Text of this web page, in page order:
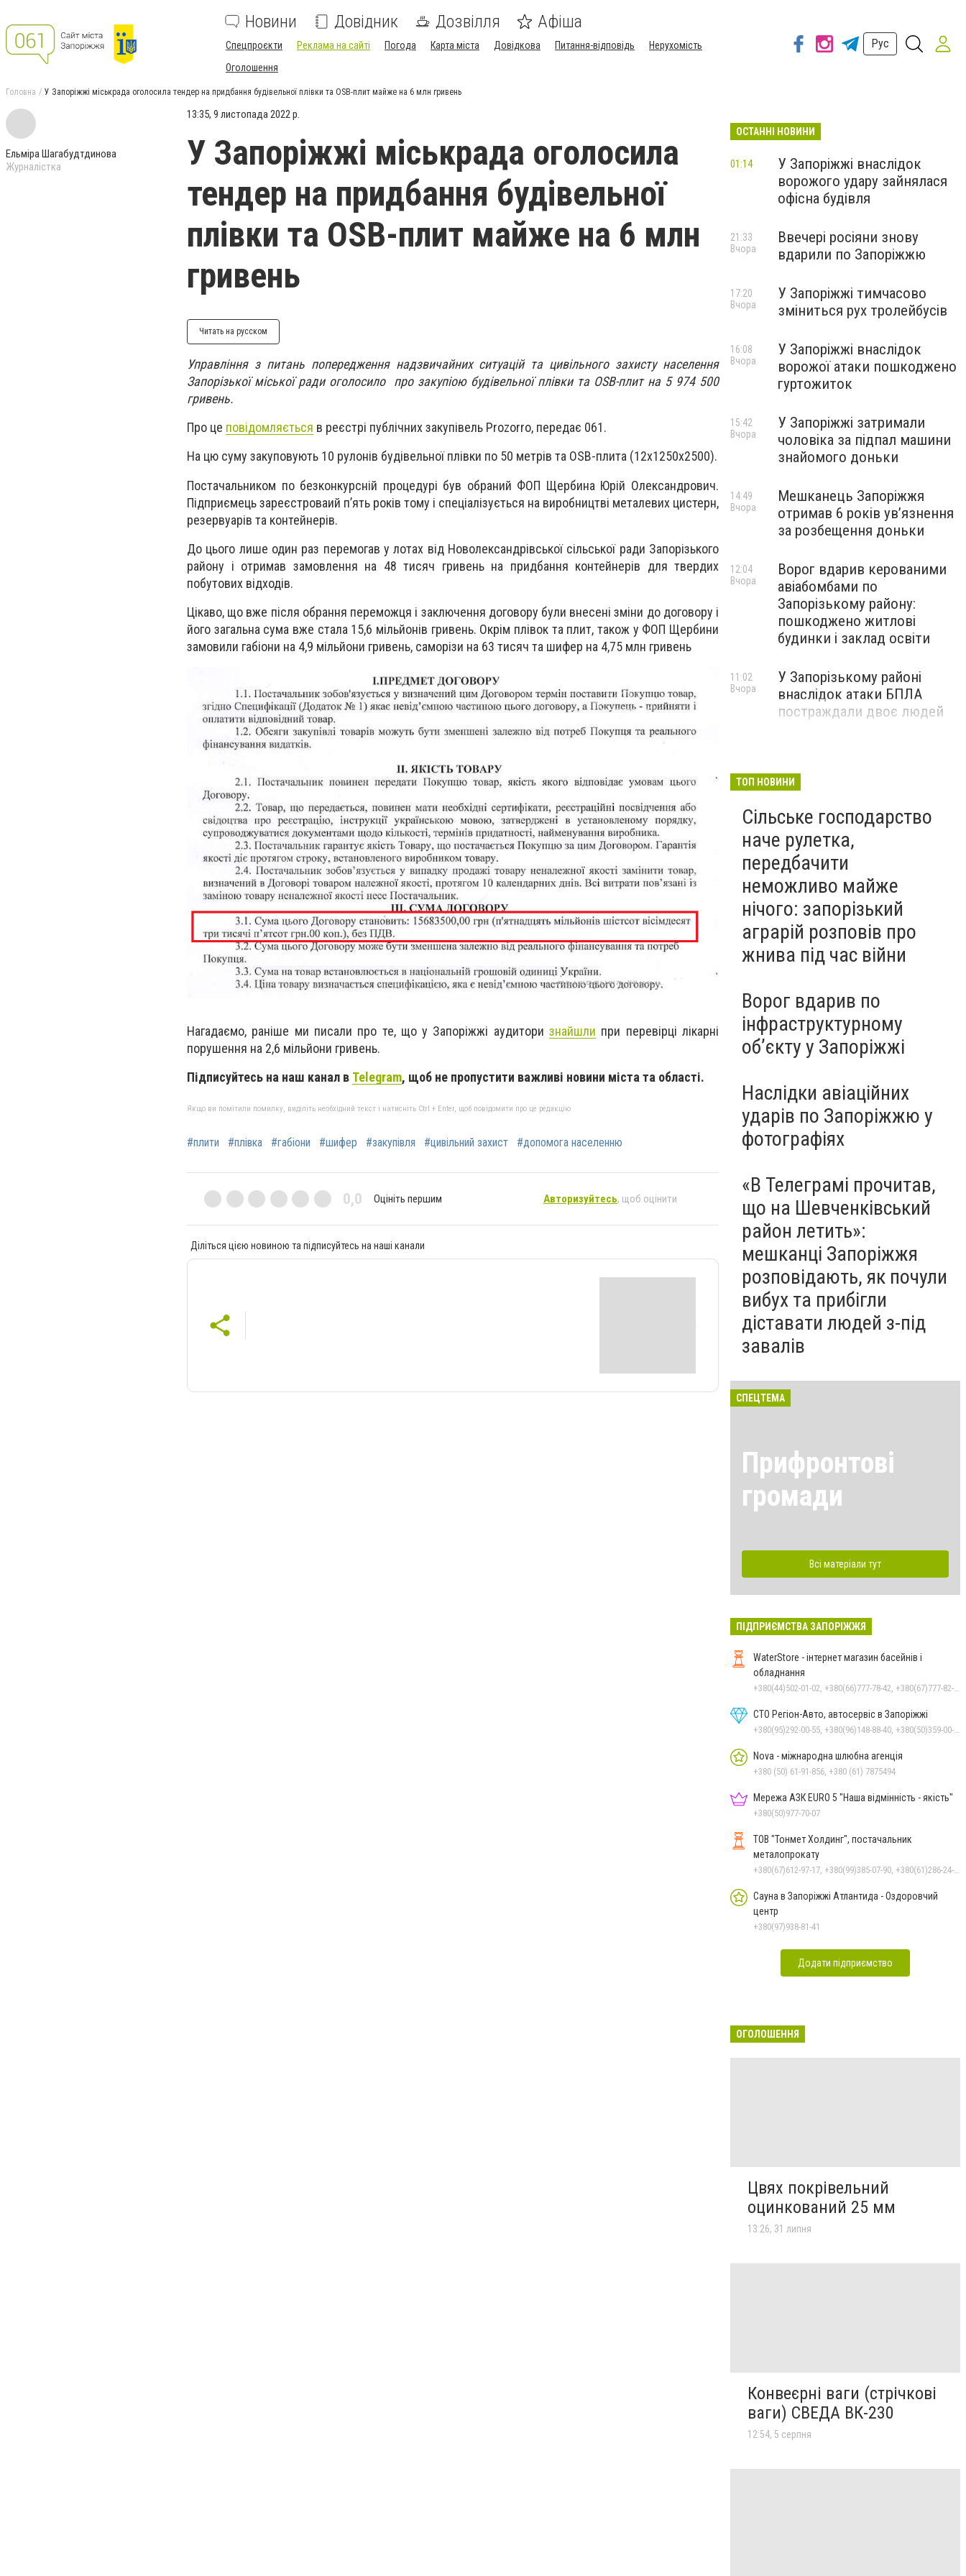
Новини Довідник Дозвілля Афіша
Спецпроєкти Реклама на сайті Погода Карта міста Довідкова Питання-відповідь
Нерухомість
Оголошення
Рус
Головна У Запоріжжі міськрада оголосила тендер на придбання будівельної плівки та OSB-плит майже на 6 млн гривень
Ельміра Шагабудтдинова
Журналістка
13:35, 9 листопада 2022 р.
У Запоріжжі міськрада оголосила
тендер на придбання будівельної
плівки та OSB-плит майже на 6 млн
гривень
Читать на русском
Управління з питань попередження надзвичайних ситуацій та цивільного захисту населення
Запорізької міської ради оголосило про закупіою будівельної плівки та OSB-плит на 5 974 500
гривень.
Про це повідомляється в реєстрі публічних закупівель Prozorro, передає 061.
На цю суму закуповують 10 рулонів будівельної плівки по 50 метрів та OSB-плита (12х1250х2500).
Постачальником по безконкурсній процедурі був обраний ФОП Щербина Юрій Олександрович.
Підприємець зареєстроваий п’ять років тому і спеціалізується на виробництві металевих цистерн,
резервуарів та контейнерів.
До цього лише один раз перемогав у лотах від Новолександрівської сільської ради Запорізького
району і отримав замовлення на 48 тисяч гривень на придбання контейнерів для твердих
побутових відходів.
Цікаво, що вже після обрання переможця і заключення договору були внесені зміни до договору і
його загальна сума вже стала 15,6 мільйонів гривень. Окрім плівок та плит, також у ФОП Щербини
замовили габіони на 4,9 мільйони гривень, саморізи на 63 тисяч та шифер на 4,75 млн гривень
Нагадаємо, раніше ми писали про те, що у Запоріжжі аудиторизнайшли при перевірці лікарні
порушення на 2,6 мільйони гривень.
Підписуйтесь на наш канал в Telegram, щоб не пропустити важливі новини міста та області.
Якщо ви помітили помилку, виділіть необхідний текст і натисніть Ctrl + Enter, щоб повідомити про це редакцію
#плити #плівка #габіони #шифер #закупівля #цивільний захист #допомога населенню
0,0 Оцініть першим Авторизуйтесь, щоб оцінити
Діліться цією новиною та підписуйтесь на наші канали
ОСТАННІ НОВИНИ
У Запоріжжі внаслідок
ворожого удару зайнялася
офісна будівля
01:14
Ввечері росіяни знову
вдарили по Запоріжжю
21:33
Вчора
У Запоріжжі тимчасово
зміниться рух тролейбусів
17:20
Вчора
У Запоріжжі внаслідок
ворожої атаки пошкоджено
гуртожиток
16:08
Вчора
У Запоріжжі затримали
чоловіка за підпал машини
знайомого доньки
15:42
Вчора
Мешканець Запоріжжя
отримав 6 років увʼязнення
за розбещення доньки
14:49
Вчора
Ворог вдарив керованими
авіабомбами по
Запорізькому району:
пошкоджено житлові
будинки і заклад освіти
12:04
Вчора
У Запорізькому районі
внаслідок атаки БПЛА
постраждали двоє людей
11:02
Вчора
ТОП НОВИНИ
Сільське господарство
наче рулетка,
передбачити
неможливо майже
нічого: запорізький
аграрій розповів про
жнива під час війни
Ворог вдарив по
інфраструктурному
обʼєкту у Запоріжжі
Наслідки авіаційних
ударів по Запоріжжю у
фотографіях
«В Телеграмі прочитав,
що на Шевченківський
район летить»:
мешканці Запоріжжя
розповідають, як почули
вибух та прибігли
діставати людей з-під
завалів
СПЕЦТЕМА
Прифронтові
громади
Всі матеріали тут
ПІДПРИЄМСТВА ЗАПОРІЖЖЯ
WaterStore - інтернет магазин басейнів і
обладнання
СТО Регіон-Авто, автосервіс в Запоріжжі
Nova - міжнародна шлюбна агенція
+380 (50) 61-91-856, +380 (61) 7875494
Мережа АЗК EURO 5 "Наша відмінність - якість"
+380(50)977-70-07
ТОВ "Тонмет Холдинг", постачальник
металопрокату
Сауна в Запоріжжі Атлантида - Оздоровчий
центр
+380(97)938-81-41
Додати підприємство
ОГОЛОШЕННЯ
Цвях покрівельний
оцинкований 25 мм
13:26, 31 липня
Конвеєрні ваги (стрічкові
ваги) СВЕДА ВК-230
12:54, 5 серпня